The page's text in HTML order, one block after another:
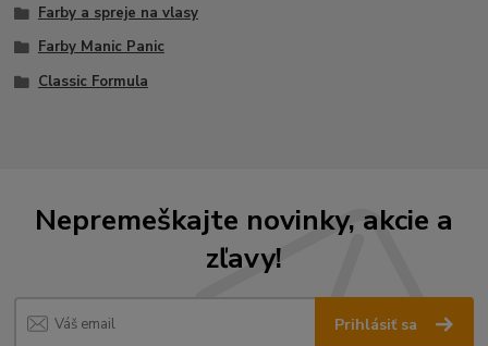
Farby a spreje na vlasy
Farby Manic Panic
Classic Formula
Nepremeškajte novinky, akcie a
zľavy!
Prihlásiť sa